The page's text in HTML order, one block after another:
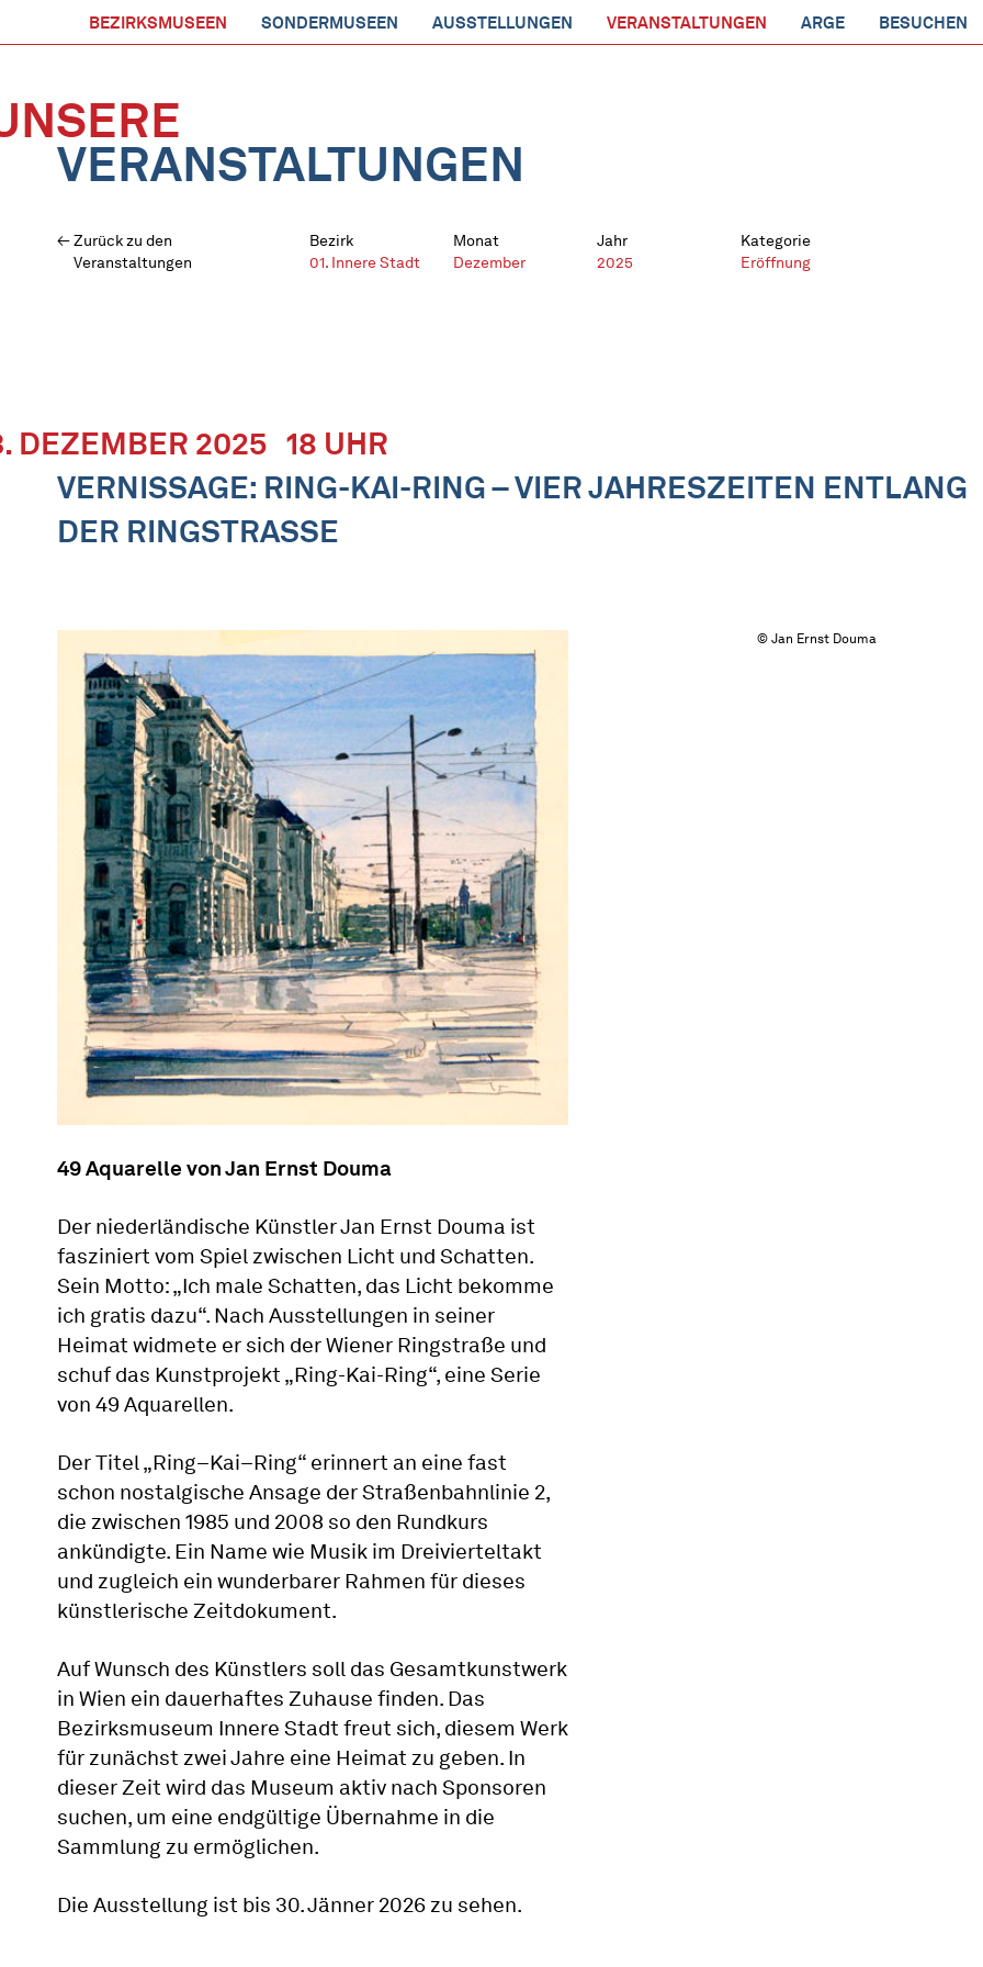
BEZIRKSMUSEEN SONDERMUSEEN AUSSTELLUNGEN VERANSTALTUNGEN ARGE BESUCHEN
VERANSTALTUNGEN
Zurück zu den
Veranstaltungen
Bezirk
01. Innere Stadt
Monat
Dezember
Jahr
2025
Kategorie
Eröffnung
DEZEMBER 2025 18 UHR
VERNISSAGE: RING-KAI-RING – VIER JAHRESZEITEN ENTLANG
DER RINGSTRASSE
© Jan Ernst Douma
49 Aquarelle von Jan Ernst Douma
Der niederländische Künstler Jan Ernst Douma ist
fasziniert vom Spiel zwischen Licht und Schatten.
Sein Motto: „Ich male Schatten, das Licht bekomme
ich gratis dazu“. Nach Ausstellungen in seiner
Heimat widmete er sich der Wiener Ringstraße und
schuf das Kunstprojekt „Ring-Kai-Ring“, eine Serie
von 49 Aquarellen.
Der Titel „Ring–Kai–Ring“ erinnert an eine fast
schon nostalgische Ansage der Straßenbahnlinie 2,
die zwischen 1985 und 2008 so den Rundkurs
ankündigte. Ein Name wie Musik im Dreivierteltakt
und zugleich ein wunderbarer Rahmen für dieses
künstlerische Zeitdokument.
Auf Wunsch des Künstlers soll das Gesamtkunstwerk
in Wien ein dauerhaftes Zuhause finden. Das
Bezirksmuseum Innere Stadt freut sich, diesem Werk
für zunächst zwei Jahre eine Heimat zu geben. In
dieser Zeit wird das Museum aktiv nach Sponsoren
suchen, um eine endgültige Übernahme in die
Sammlung zu ermöglichen.
Die Ausstellung ist bis 30. Jänner 2026 zu sehen.